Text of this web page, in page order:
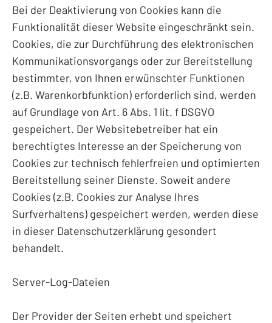
Bei der Deaktivierung von Cookies kann die
Funktionalität dieser Website eingeschränkt sein.
Cookies, die zur Durchführung des elektronischen
Kommunikationsvorgangs oder zur Bereitstellung
bestimmter, von Ihnen erwünschter Funktionen
(z.B. Warenkorbfunktion) erforderlich sind, werden
auf Grundlage von Art. 6 Abs. 1 lit. f DSGVO
gespeichert. Der Websitebetreiber hat ein
berechtigtes Interesse an der Speicherung von
Cookies zur technisch fehlerfreien und optimierten
Bereitstellung seiner Dienste. Soweit andere
Cookies (z.B. Cookies zur Analyse Ihres
Surfverhaltens) gespeichert werden, werden diese
in dieser Datenschutzerklärung gesondert
behandelt.
Server-Log-Dateien
Der Provider der Seiten erhebt und speichert